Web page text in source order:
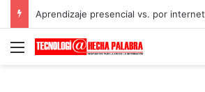
Aprendizaje presencial vs. por internet
Menú